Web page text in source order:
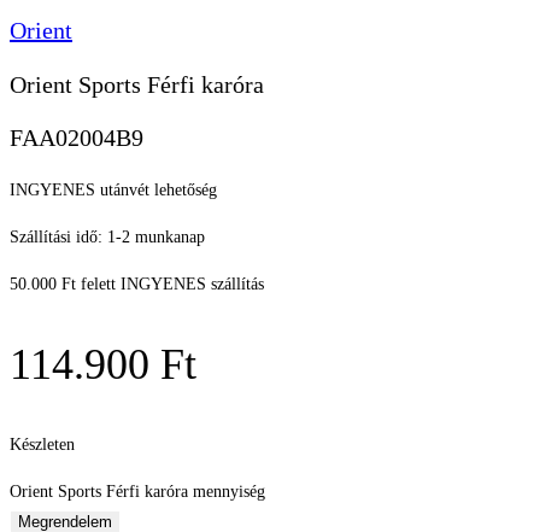
Orient
Orient Sports Férfi karóra
FAA02004B9
INGYENES utánvét lehetőség
Szállítási idő: 1-2 munkanap
50.000 Ft felett INGYENES szállítás
114.900 Ft
Készleten
Orient Sports Férfi karóra mennyiség
Megrendelem